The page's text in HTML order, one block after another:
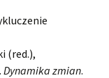
(red.),
. Dynamika zmian.